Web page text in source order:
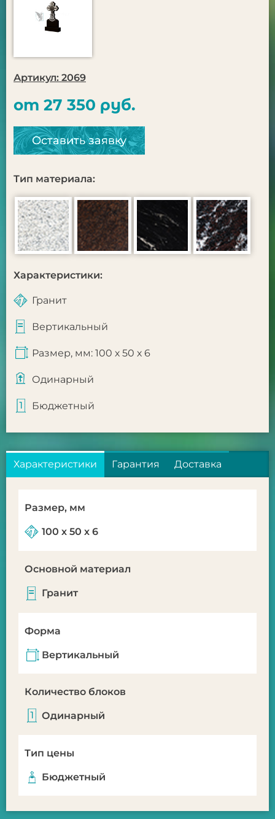
Артикул: 2069
от 27 350 руб.
Оставить заявку
Тип материала:
Характеристики:
Гранит
Вертикальный
Размер, мм: 100 х 50 х 6
Одинарный
Бюджетный
Характеристики Гарантия Доставка
Размер, мм
100 х 50 х 6
Основной материал
Гранит
Форма
Вертикальный
Количество блоков
Одинарный
Тип цены
Бюджетный